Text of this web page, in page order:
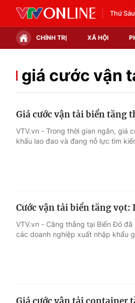
Thứ
CHÍNH TRỊ XÃ HỘI
Chính trị
Thế giới đó đây
Điện ảnh
giá cước vận
Giá cước vận tải biển tăng
VTV.vn - Trong thời gian ngắn, giá
khẩu lao đao và đang nỗ lực tìm
Cước vận tải biển tăng vọt:
VTV.vn - Căng thẳng tại Biển Đỏ
các doanh nghiệp xuất nhập khẩu
Giá cước vận tải container